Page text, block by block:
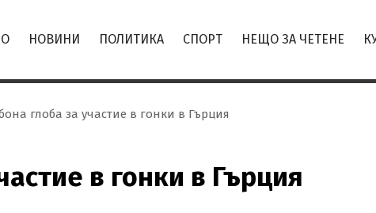
НОВИНИ ПОЛИТИКА СПОРТ НЕЩО ЗА ЧЕТЕНЕ
глоба за участие в гонки в Гърция
в гонки в Гърция